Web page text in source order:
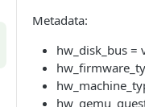
Metadata:
hw_disk_bus =